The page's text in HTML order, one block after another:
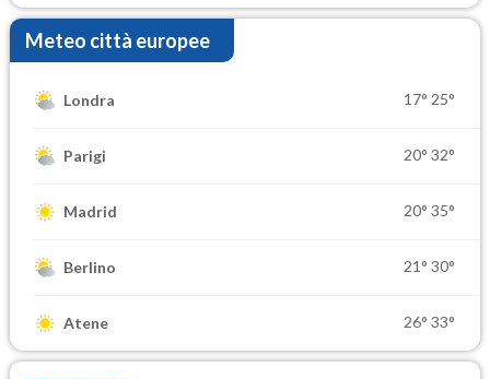
Meteo città europee
Londra 17° 25°
Parigi 20° 32°
Madrid 20° 35°
Berlino 21° 30°
Atene 26° 33°